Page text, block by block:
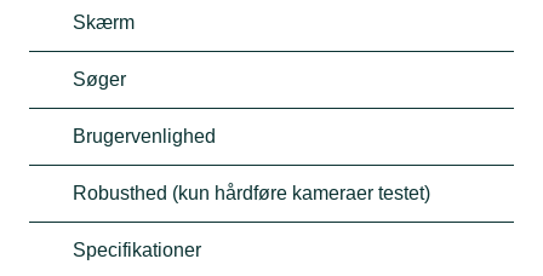
Skærm
Søger
Brugervenlighed
Robusthed (kun hårdføre kameraer testet)
Specifikationer